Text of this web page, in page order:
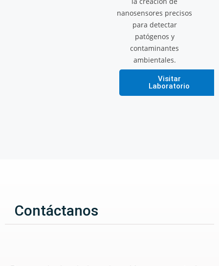
nanosensores precisos
para detectar
patógenos y
contaminantes
ambientales.
Visitar
Laboratorio
Contáctanos